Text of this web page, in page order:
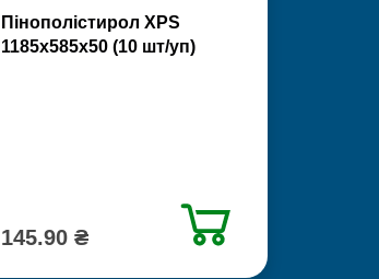
Пінополістирол XPS
1185х585х50 (10 шт/уп)
145.90 ₴